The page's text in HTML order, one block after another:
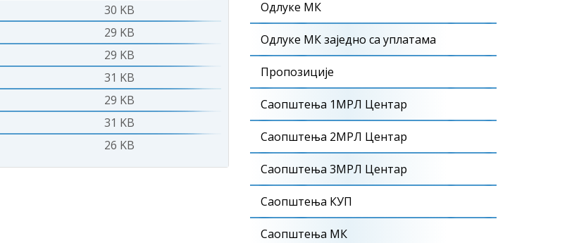
30 KB
29 KB
29 KB
31 KB
29 KB
31 KB
26 KB
Одлуке МК
Одлуке МК заједно са уплатама
Пропозиције
Саопштења 1МРЛ Центар
Саопштења 2МРЛ Центар
Саопштења 3МРЛ Центар
Саопштења КУП
Саопштења МК